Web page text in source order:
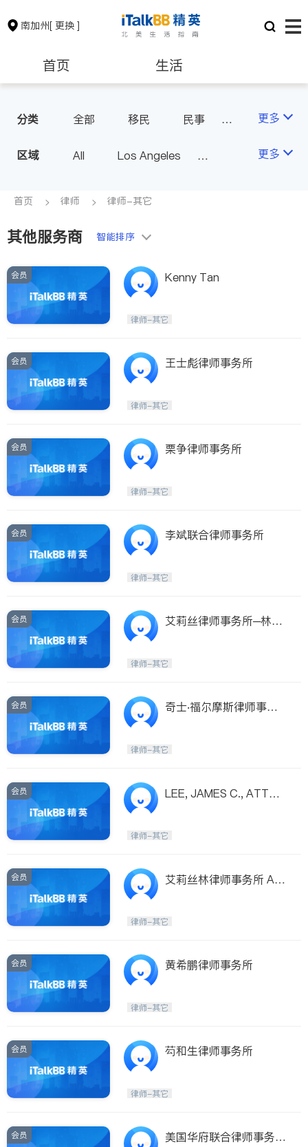
南加州[ 更换 ]
首页 生活
保险理财 房地产租售
银行贷款 会计师
建筑装修
非盈利组织
分类 全部 移民
民事
商业
律师-其它
更多
区域 All
Los Angeles
Alhambra & San Gabriel
Diamond Bar & Covina
Rowland Heights & Hacienda H
ties
Inyo & San Bernardino
Riverside
Santa Barbara & Monterey
更多
首页 律师 律师-其它
其他服务商 智能排序
会员 Kenny Tan
律师-其它
会员 王士彪律师事务所
律师-其它
会员 栗争律师事务所
律师-其它
会员 李斌联合律师事务所
律师-其它
会员
艾莉丝律师事务所─林静
律师-其它
会员
奇士‧福尔摩斯律师事务
律师-其它
会员
LEE, JAMES C., ATTOR
律师-其它
会员
艾莉丝林律师事务所 ALI
律师-其它
会员 黄希鹏律师事务所
律师-其它
会员 芶和生律师事务所
律师-其它
会员
美国华府联合律师事务所